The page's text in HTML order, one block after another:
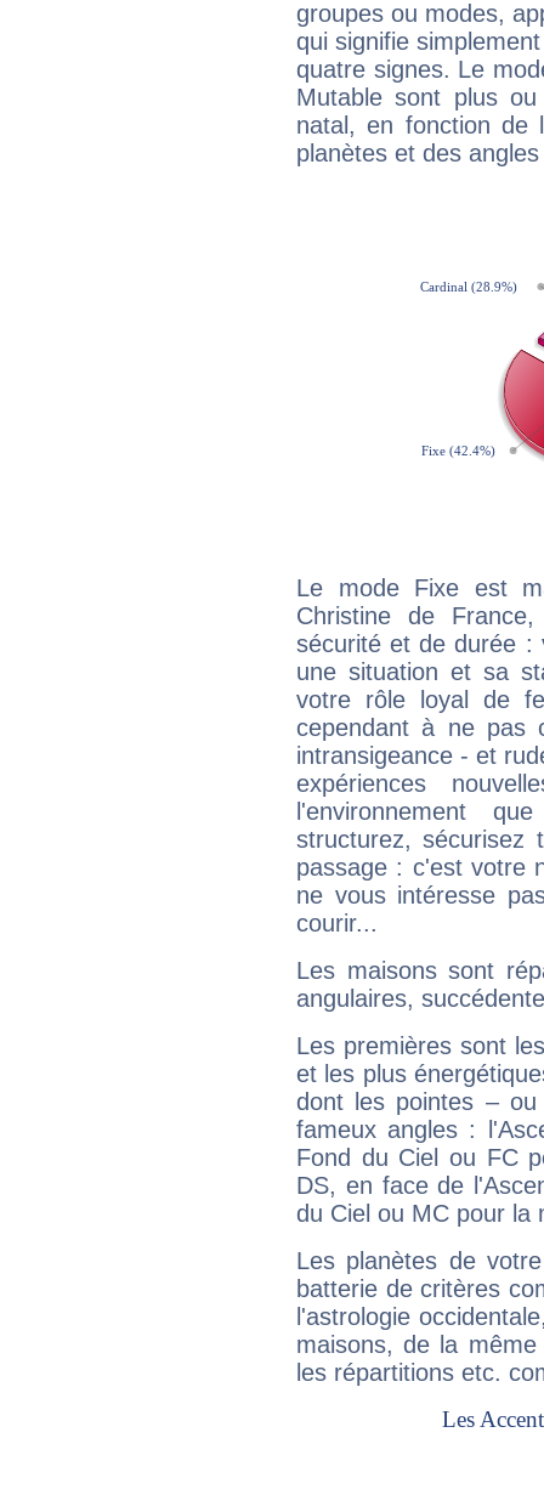
groupes ou modes,
qui signifie
quatre signes. Le
Mutable sont plus
natal, en fonction de
planètes et des
Le mode Fixe est
Christine de
sécurité et de durée :
une situation et sa
votre rôle loyal de
cependant à ne pas
intransigeance - et
expériences
l'environnement
structurez, sécurisez
passage : c'est votre
ne vous intéresse
courir...
Les maisons sont
angulaires,
Les premières sont
et les plus
dont les pointes –
fameux angles :
Fond du Ciel ou FC
DS, en face de
du Ciel ou MC pour la
Les planètes de
batterie de critères
l'astrologie
maisons, de la
les répartitions etc.